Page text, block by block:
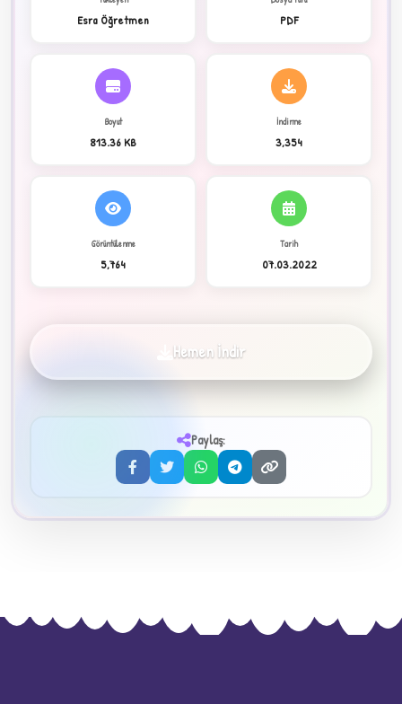
Esra Öğretmen PDF
Boyut
813.36 KB
İndirme
3,354
Görüntülenme
5,764
Tarih
07.03.2022
Hemen İndir
Paylaş: